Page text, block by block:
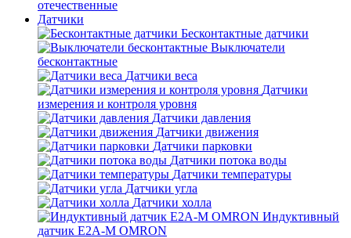
отечественные
Датчики
Бесконтактные датчики
Выключатели
бесконтактные
Датчики веса
Датчики
измерения и контроля уровня
Датчики давления
Датчики движения
Датчики парковки
Датчики потока воды
Датчики температуры
Датчики угла
Датчики холла
Индуктивный
датчик E2A-M OMRON